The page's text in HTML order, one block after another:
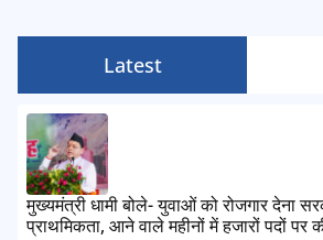
Latest
मुख्यमंत्री धामी बोले- युवाओं को रोजगार देना
प्राथमिकता, आने वाले महीनों में हजारों पदों पर